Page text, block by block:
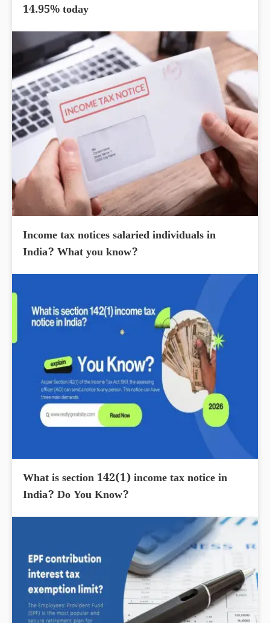
14.95% today
Income tax notices salaried individuals in
India? What you know?
What is section 142(1) income tax notice in
India? Do You Know?